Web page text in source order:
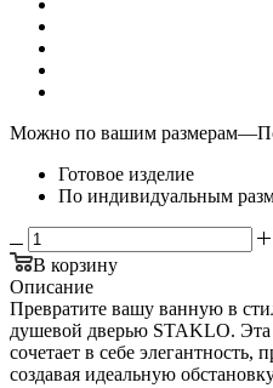
Можно по вашим размерам—
Готовое изделие
По индивидуальным
В корзину
Описание
Превратите вашу ванную в
душевой дверью STAKLO. Эта
сочетает в себе элегантность,
создавая идеальную